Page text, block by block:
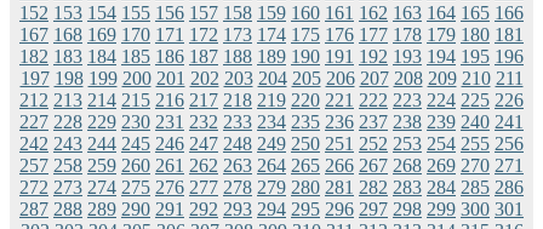
152 153 154 155 156 157 158 159 160 161 162 163 164 165 166
167 168 169 170 171 172 173 174 175 176 177 178 179 180 181
182 183 184 185 186 187 188 189 190 191 192 193 194 195 196
197 198 199 200 201 202 203 204 205 206 207 208 209 210 211
212 213 214 215 216 217 218 219 220 221 222 223 224 225 226
227 228 229 230 231 232 233 234 235 236 237 238 239 240 241
242 243 244 245 246 247 248 249 250 251 252 253 254 255 256
257 258 259 260 261 262 263 264 265 266 267 268 269 270 271
272 273 274 275 276 277 278 279 280 281 282 283 284 285 286
287 288 289 290 291 292 293 294 295 296 297 298 299 300 301